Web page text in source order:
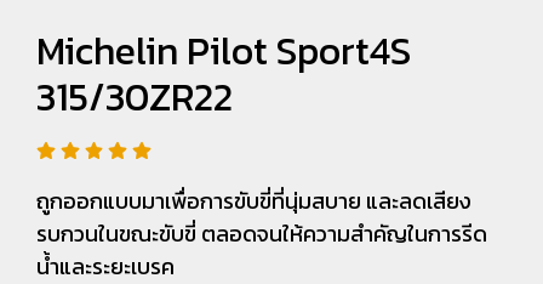
Michelin Pilot Sport4S
315/30ZR22
ถูกออกแบบมาเพื่อการขับขี่ที่นุ่มสบาย และลดเสียง
รบกวนในขณะขับขี่ ตลอดจนให้ความสำคัญในการรีด
น้ำและระยะเบรค